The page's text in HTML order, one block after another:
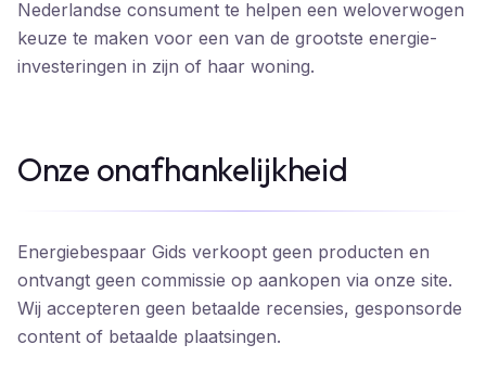
Nederlandse consument te helpen een weloverwogen
keuze te maken voor een van de grootste energie-
investeringen in zijn of haar woning.
Onze onafhankelijkheid
Energiebespaar Gids verkoopt geen producten en
ontvangt geen commissie op aankopen via onze site.
Wij accepteren geen betaalde recensies, gesponsorde
content of betaalde plaatsingen.